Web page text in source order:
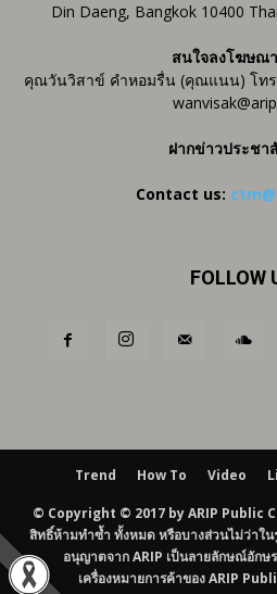
Din Daeng, Bangkok 10400
สนใจลงโฆษณ
คุณวันวิสาข์ คำหอมรื่น (คุณแนน) โทร.
ฝากข่าวประชา
Contact us:
FOLLOW
Trend How To Video
© Copyright © 2017 by ARIP Public
สิทธิ์ห้ามทำซ้ำ ทั้งหมด หรือบางส่วนไม่ว่าใ
อนุญาตจาก ARIP เป็นลายลักษณ์อักษร
เครื่องหมายการค้าของ ARIP